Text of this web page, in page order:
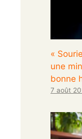
«
une
bonne
7 août